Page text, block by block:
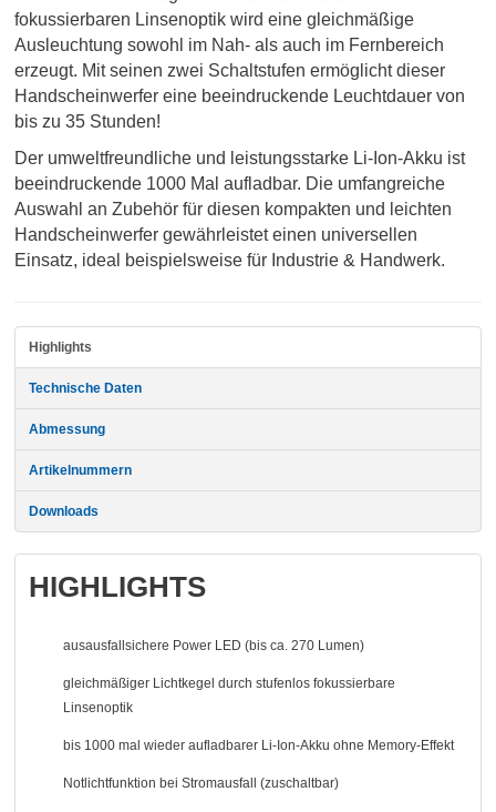
fokussierbaren Linsenoptik wird eine gleichmäßige
Ausleuchtung sowohl im Nah- als auch im Fernbereich
erzeugt. Mit seinen zwei Schaltstufen ermöglicht dieser
Handscheinwerfer eine beeindruckende Leuchtdauer von
bis zu 35 Stunden!
Der umweltfreundliche und leistungsstarke Li-Ion-Akku ist
beeindruckende 1000 Mal aufladbar. Die umfangreiche
Auswahl an Zubehör für diesen kompakten und leichten
Handscheinwerfer gewährleistet einen universellen
Einsatz, ideal beispielsweise für Industrie & Handwerk.
Highlights
Technische Daten
Abmessung
Artikelnummern
Downloads
HIGHLIGHTS
ausausfallsichere Power LED (bis ca. 270 Lumen)
gleichmäßiger Lichtkegel durch stufenlos fokussierbare
Linsenoptik
bis 1000 mal wieder aufladbarer Li-Ion-Akku ohne Memory-Effekt
Notlichtfunktion bei Stromausfall (zuschaltbar)